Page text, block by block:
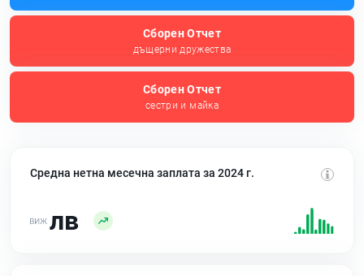
Сборен Отчет
дъщерни дружества
Сборен Отчет
сестри и майка
Средна нетна месечна заплата за 2024 г.
лв